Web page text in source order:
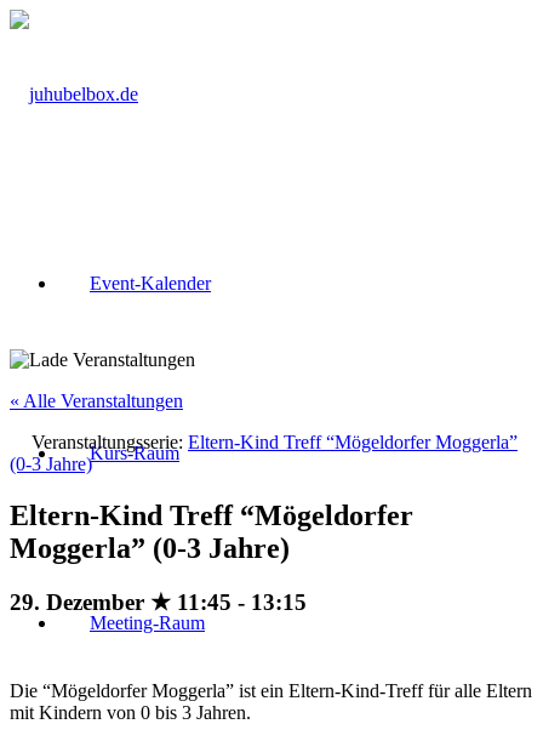
Event-Kalender
Kurs-Raum
Meeting-Raum
« Alle Veranstaltungen
Veranstaltungsserie: Eltern-Kind Treff “Mögeldorfer Moggerla”
(0-3 Jahre)
Eltern-Kind Treff “Mögeldorfer
Moggerla” (0-3 Jahre)
29. Dezember ★ 11:45 - 13:15
Die “Mögeldorfer Moggerla” ist ein Eltern-Kind-Treff für alle Eltern
mit Kindern von 0 bis 3 Jahren.